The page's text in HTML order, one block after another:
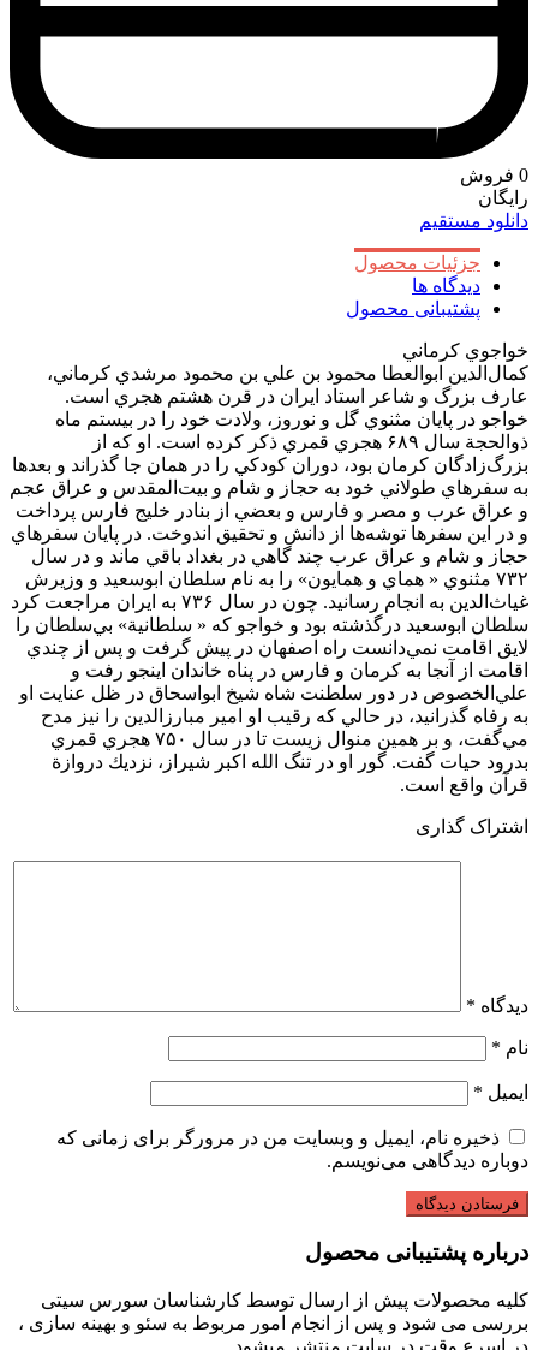
0 فروش
رایگان
دانلود مستقیم
جزئیات محصول
دیدگاه ها
پشتیبانی محصول
خواجوي كرماني
كمال‌الدين ابوالعطا محمود بن علي بن محمود مرشدي كرماني،
عارف بزرگ و شاعر استاد ايران در قرن هشتم هجري است.
خواجو در پايان مثنوي گل و نوروز، ولادت خود را در بيستم ماه
ذوالحجة سال ۶۸۹ هجري قمري ذكر كرده است. او كه از
بزرگ‌زادگان كرمان بود، دوران كودكي را در همان جا گذراند و بعدها
به سفرهاي طولاني خود به حجاز و شام و بيت‌المقدس و عراق عجم
و عراق عرب و مصر و فارس و بعضي از بنادر خليج فارس پرداخت
و در اين سفرها توشه‌ها از دانش و تحقيق اندوخت. در پايان سفرهاي
حجاز و شام و عراق عرب چند گاهي در بغداد باقي ماند و در سال
۷۳۲ مثنوي « هماي و همايون» را به نام سلطان ابوسعيد و وزيرش
غياث‌الدين به انجام رسانيد. چون در سال ۷۳۶ به ايران مراجعت كرد
سلطان ابوسعيد درگذشته بود و خواجو كه « سلطانية» بي‌سلطان را
لايق اقامت نمي‌دانست راه اصفهان در پيش گرفت و پس از چندي
اقامت از آنجا به كرمان و فارس در پناه خاندان اينجو رفت و
علي‌الخصوص در دور سلطنت شاه شيخ ابواسحاق در ظل عنايت او
به رفاه گذرانيد، در حالي كه رقيب او امير مبارزالدين را نيز مدح
مي‌گفت، و بر همين منوال زيست تا در سال ۷۵۰ هجري قمري
بدرود حيات گفت. گور او در تنگ الله اكبر شيراز، نزديك دروازة
قرآن واقع است.
اشتراک گذاری
دیدگاه *
نام *
ایمیل *
ذخیره نام، ایمیل و وبسایت من در مرورگر برای زمانی که
دوباره دیدگاهی می‌نویسم.
درباره پشتیبانی محصول
کلیه محصولات پیش از ارسال توسط کارشناسان سورس سیتی
بررسی می شود و پس از انجام امور مربوط به سئو و بهینه سازی ،
در اسرع وقت در سایت منتشر میشود .